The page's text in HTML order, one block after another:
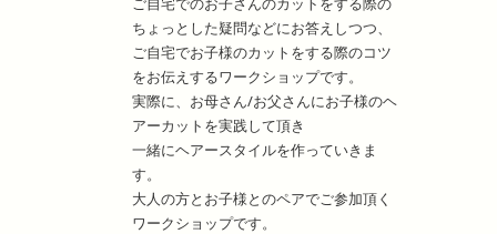
ちょっとした疑問などにお答えしつつ、
ご自宅でお子様のカットをする際のコツ
をお伝えするワークショップです。
実際に、お母さん/お父さんにお子様のヘ
アーカットを実践して頂き
一緒にヘアースタイルを作っていきま
す。
大人の方とお子様とのペアでご参加頂く
ワークショップです。